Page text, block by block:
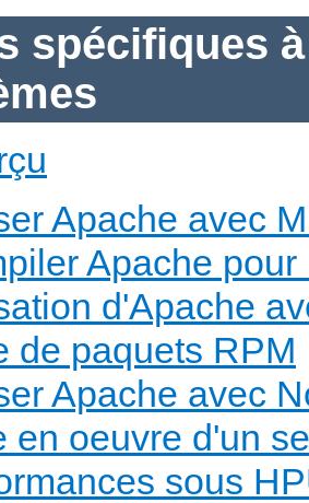
spécifiques
Apache avec
Apache
d'Apache
de paquets RPM
Apache avec
en oeuvre d'un
sous